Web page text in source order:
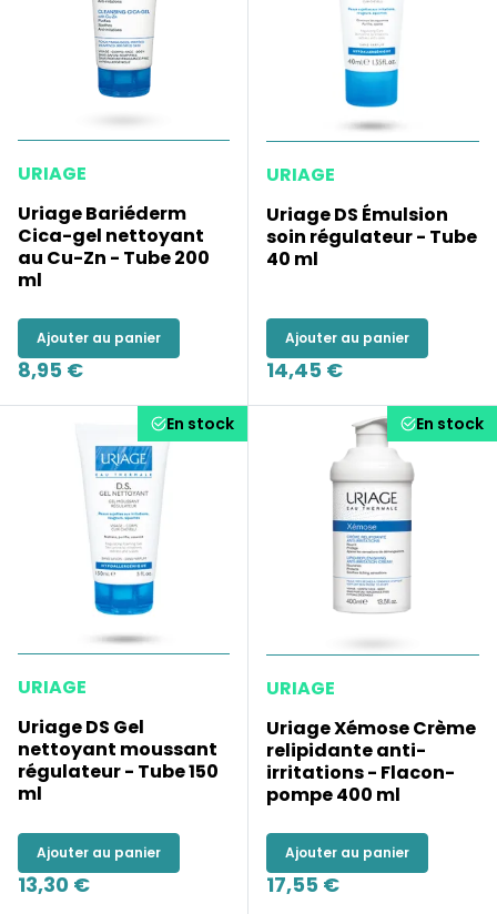
URIAGE
Uriage Bariéderm
Cica-gel nettoyant
au Cu-Zn - Tube 200
ml
Ajouter au panier
8,95 €
URIAGE
Uriage DS Émulsion
soin régulateur - Tube
40 ml
Ajouter au panier
14,45 €
En stock
URIAGE
Uriage DS Gel
nettoyant moussant
régulateur - Tube 150
ml
Ajouter au panier
13,30 €
En stock
URIAGE
Uriage Xémose Crème
relipidante anti-
irritations - Flacon-
pompe 400 ml
Ajouter au panier
17,55 €